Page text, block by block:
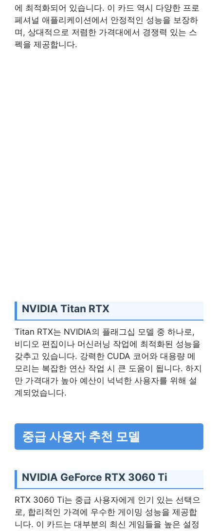
에 최적화되어 있습니다. 이 카드 역시 다양한 프로
페셔널 애플리케이션에서 안정적인 성능을 보장하
며, 상대적으로 저렴한 가격대에서 경쟁력 있는 스
펙을 제공합니다.
NVIDIA Titan RTX
Titan RTX는 NVIDIA의 플래그십 모델 중 하나로,
비디오 편집이나 머신러닝 작업에 최적화된 성능을
갖추고 있습니다. 강력한 CUDA 코어와 대용량 메
모리는 복잡한 연산 작업 시 큰 도움이 됩니다. 하지
만 가격대가 높아 예산이 넉넉한 사용자를 위해 설
계되었습니다.
중급 사용자 추천 모델
NVIDIA GeForce RTX 3060 Ti
RTX 3060 Ti는 중급 사용자에게 인기 있는 선택으
로, 합리적인 가격에 우수한 게이밍 성능을 제공합
니다. 이 카드는 대부분의 최신 게임들을 높은 설정